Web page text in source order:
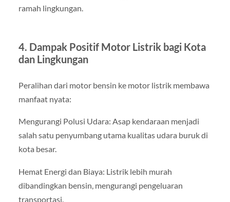
ramah lingkungan.
4. Dampak Positif Motor Listrik bagi Kota
dan Lingkungan
Peralihan dari motor bensin ke motor listrik membawa
manfaat nyata:
Mengurangi Polusi Udara: Asap kendaraan menjadi
salah satu penyumbang utama kualitas udara buruk di
kota besar.
Hemat Energi dan Biaya: Listrik lebih murah
dibandingkan bensin, mengurangi pengeluaran
transportasi.